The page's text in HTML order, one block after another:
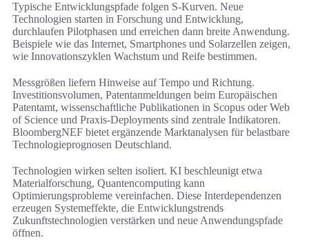
Typische Entwicklungspfade folgen S-Kurven. Neue
Technologien starten in Forschung und Entwicklung,
durchlaufen Pilotphasen und erreichen dann breite Anwendung.
Beispiele wie das Internet, Smartphones und Solarzellen zeigen,
wie Innovationszyklen Wachstum und Reife bestimmen.
Messgrößen liefern Hinweise auf Tempo und Richtung.
Investitionsvolumen, Patentanmeldungen beim Europäischen
Patentamt, wissenschaftliche Publikationen in Scopus oder Web
of Science und Praxis-Deployments sind zentrale Indikatoren.
BloombergNEF bietet ergänzende Marktanalysen für belastbare
Technologieprognosen Deutschland.
Technologien wirken selten isoliert. KI beschleunigt etwa
Materialforschung, Quantencomputing kann
Optimierungsprobleme vereinfachen. Diese Interdependenzen
erzeugen Systemeffekte, die Entwicklungstrends
Zukunftstechnologien verstärken und neue Anwendungspfade
öffnen.